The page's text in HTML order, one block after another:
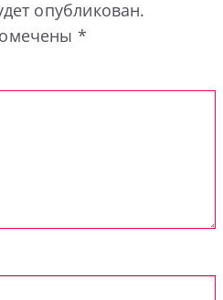
опубликован.
*